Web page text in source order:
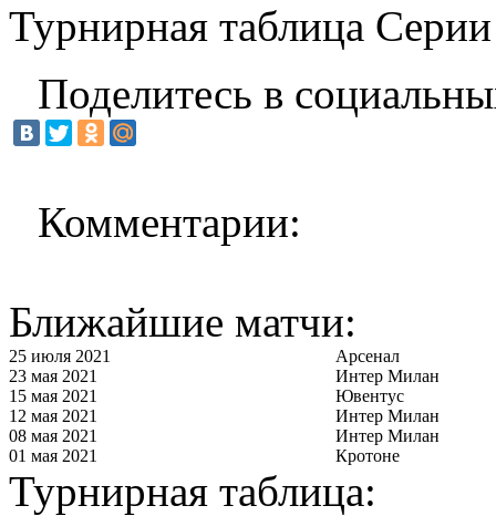
Турнирная таблица
Поделитесь в
Комментарии:
Ближайшие матчи:
25 июля 2021
Арсенал
23 мая 2021
Интер Милан
15 мая 2021
Ювентус
12 мая 2021
Интер Милан
08 мая 2021
Интер Милан
01 мая 2021
Кротоне
Турнирная таблица: